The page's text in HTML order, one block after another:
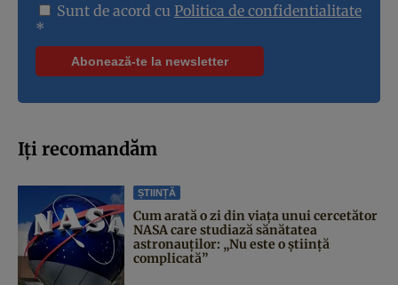
Sunt de acord cu Politica de confidentialitate
*
Iți recomandăm
ȘTIINȚĂ
Cum arată o zi din viața unui cercetător
NASA care studiază sănătatea
astronauților: „Nu este o știință
complicată”